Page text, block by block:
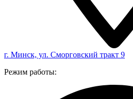
г. Минск, ул. Сморговский тракт 9
Режим работы: